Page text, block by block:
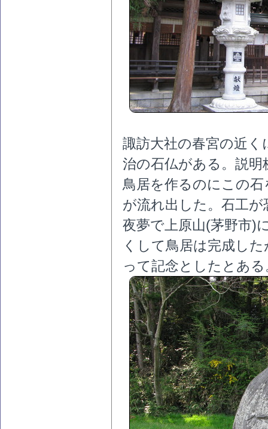
諏訪大社の春宮の近
治の石仏がある。説
鳥居を作るのにこの
が流れ出した。石工
夜夢で上原山(茅野市)
くして鳥居は完成し
って記念としたとある